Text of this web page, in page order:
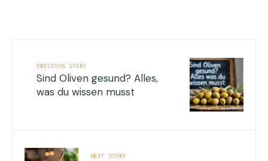
PREVIOUS STORY
Sind Oliven gesund? Alles,
was du wissen musst
NEXT STORY